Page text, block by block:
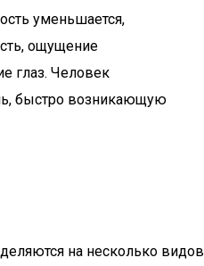
уменьшается,
ощущение
глаз. Человек
быстро возникающую
на несколько видов